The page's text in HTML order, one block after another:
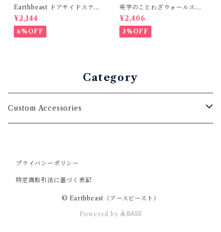
Earthbeast ドアサイドステッ
カーコレクション 小さめサイ
ズ 壁シール
¥2,144
6%OFF
英字のことわざウォールステ
ッカー：カスタムオーダー用
（室内用、サイズ調整可）
¥2,406
3%OFF
Category
Custom Accessories
プライバシーポリシー
特定商取引法に基づく表記
© Earthbeast（アースビースト）
Powered by